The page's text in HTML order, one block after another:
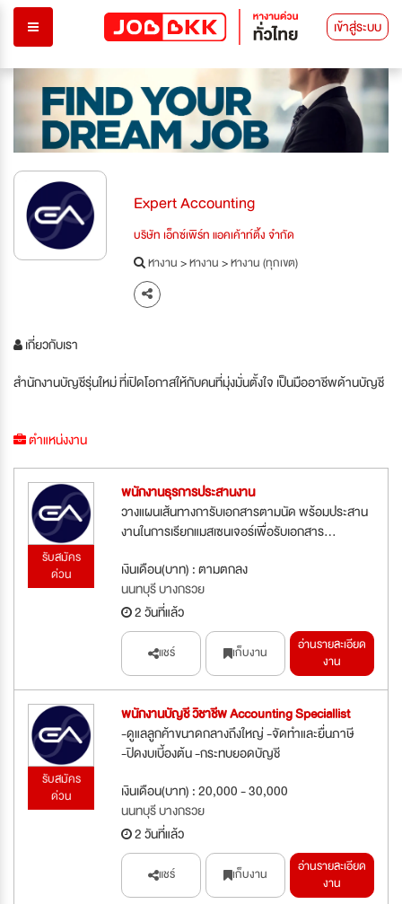
เข้าสู่ระบบ
Expert Accounting
บริษัท เอ็กซ์เพิร์ท แอคเค้าท์ติ้ง จำกัด
หางาน>หางาน>หางาน (ทุกเขต)
เกี่ยวกับเรา
สำนักงานบัญชีรุ่นใหม่ ที่เปิดโอกาสให้กับคนที่มุ่งมั่นตั้งใจ เป็นมืออาชีพด้านบัญชี
ตำแหน่งงาน
รับสมัคร
ด่วน
พนักงานธุรการประสานงาน
วางแผนเส้นทางการับเอกสารตามนัด พร้อมประสาน
งานในการเรียกแมสเซนเจอร์เพื่อรับเอกสาร...
เงินเดือน(บาท) : ตามตกลง
นนทบุรี บางกรวย
2 วันที่แล้ว
แชร์ เก็บงาน
อ่านรายละเอียด
งาน
รับสมัคร
ด่วน
พนักงานบัญชี วิชาชีพ Accounting Speciallist
-ดูแลลูกค้าขนาดกลางถึงใหญ่ -จัดทำและยื่นภาษี
-ปิดงบเบี้องต้น -กระทบยอดบัญชี
เงินเดือน(บาท) : 20,000 - 30,000
นนทบุรี บางกรวย
2 วันที่แล้ว
แชร์ เก็บงาน
อ่านรายละเอียด
งาน